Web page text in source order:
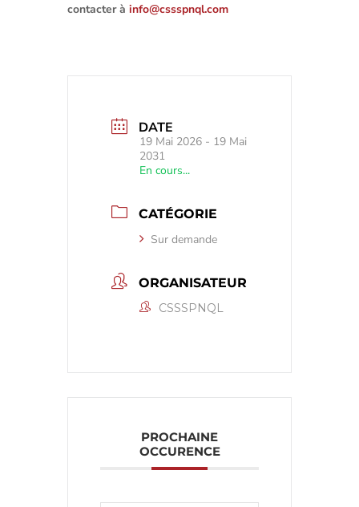
contacter à info@cssspnql.com
DATE
19 Mai 2026 - 19 Mai
2031
En cours...
CATÉGORIE
Sur demande
ORGANISATEUR
CSSSPNQL
PROCHAINE
OCCURENCE